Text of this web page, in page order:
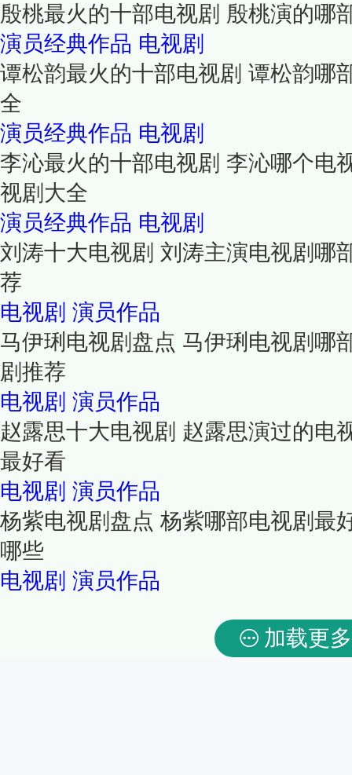
殷桃最火的十部电视剧 殷桃演的哪
演员经典作品 电视剧
谭松韵最火的十部电视剧 谭松韵哪
全
演员经典作品 电视剧
李沁最火的十部电视剧 李沁哪个电
视剧大全
演员经典作品 电视剧
刘涛十大电视剧 刘涛主演电视剧哪
荐
电视剧 演员作品
马伊琍电视剧盘点 马伊琍电视剧哪
剧推荐
电视剧 演员作品
赵露思十大电视剧 赵露思演过的电
最好看
电视剧 演员作品
杨紫电视剧盘点 杨紫哪部电视剧最
哪些
电视剧 演员作品
加载更多